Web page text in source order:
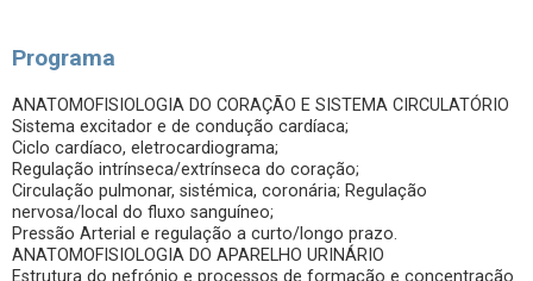
Programa
ANATOMOFISIOLOGIA DO CORAÇÃO E SISTEMA CIRCULATÓRIO
Sistema excitador e de condução cardíaca;
Ciclo cardíaco, eletrocardiograma;
Regulação intrínseca/extrínseca do coração;
Circulação pulmonar, sistémica, coronária; Regulação
nervosa/local do fluxo sanguíneo;
Pressão Arterial e regulação a curto/longo prazo.
ANATOMOFISIOLOGIA DO APARELHO URINÁRIO
Estrutura do nefrónio e processos de formação e concentração